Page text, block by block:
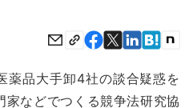
薬品大手卸4社の談合疑惑を
などでつくる競争法研究協